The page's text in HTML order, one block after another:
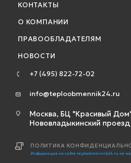
КОНТАКТЫ
О КОМПАНИИ
ПРАВООБЛАДАТЕЛЯМ
НОВОСТИ
+7 (495) 822-72-02
info@teploobmennik24.ru
Москва, БЦ "Красивый
Нововладыкинский
ПОЛИТИКА
Информация на сайте teploobmennik24.ru не